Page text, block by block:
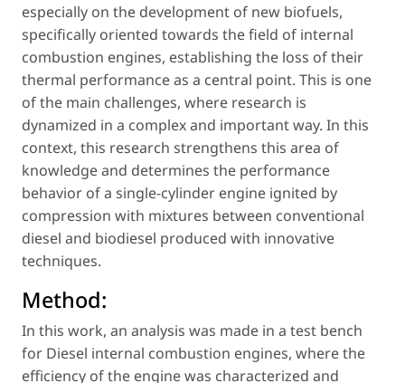
especially on the development of new biofuels,
specifically oriented towards the field of internal
combustion engines, establishing the loss of their
thermal performance as a central point. This is one
of the main challenges, where research is
dynamized in a complex and important way. In this
context, this research strengthens this area of
knowledge and determines the performance
behavior of a single-cylinder engine ignited by
compression with mixtures between conventional
diesel and biodiesel produced with innovative
techniques.
Method:
In this work, an analysis was made in a test bench
for Diesel internal combustion engines, where the
efficiency of the engine was characterized and